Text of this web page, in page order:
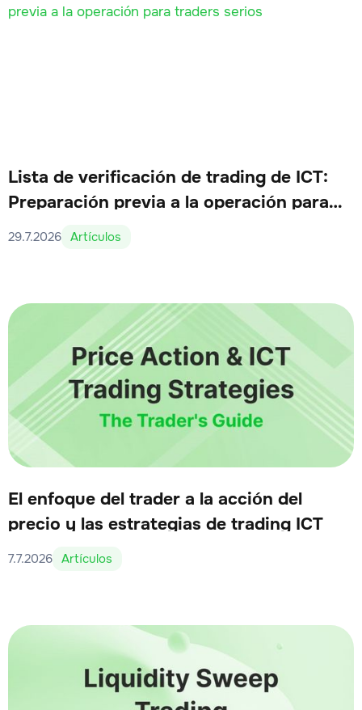
Lista de verificación de trading de ICT:
Preparación previa a la operación para
traders serios
29.7.2026 Artículos
El enfoque del trader a la acción del
precio y las estrategias de trading ICT
7.7.2026 Artículos